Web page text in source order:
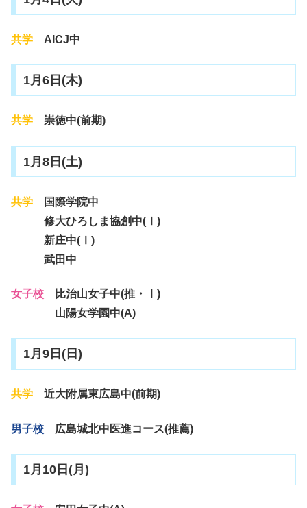
共学 AICJ中
1月6日(木)
共学 崇徳中(前期)
1月8日(土)
共学 国際学院中
修大ひろしま協創中(Ⅰ)
新庄中(Ⅰ)
武田中
女子校 比治山女子中(推・Ⅰ)
山陽女学園中(A)
1月9日(日)
共学 近大附属東広島中(前期)
男子校 広島城北中医進コース(推薦)
1月10日(月)